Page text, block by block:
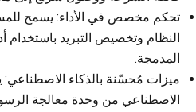
تحكم مخصص في الأداء: يسمح
المدمجة.
ميزات مُحسّنة بالذكاء الاصطناعي:
الاصطناعي من وحدة معالجة